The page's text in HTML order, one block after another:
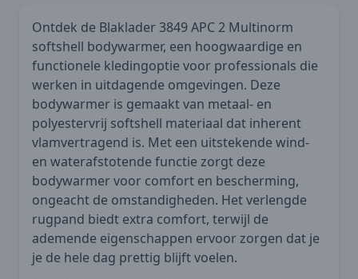
Ontdek de Blaklader 3849 APC 2 Multinorm
softshell bodywarmer, een hoogwaardige en
functionele kledingoptie voor professionals die
werken in uitdagende omgevingen. Deze
bodywarmer is gemaakt van metaal- en
polyestervrij softshell materiaal dat inherent
vlamvertragend is. Met een uitstekende wind-
en waterafstotende functie zorgt deze
bodywarmer voor comfort en bescherming,
ongeacht de omstandigheden. Het verlengde
rugpand biedt extra comfort, terwijl de
ademende eigenschappen ervoor zorgen dat je
je de hele dag prettig blijft voelen.